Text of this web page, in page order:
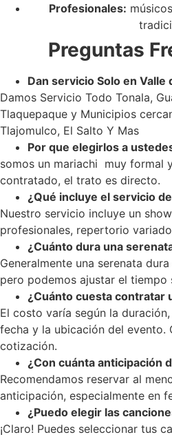
Profesionales:
Preguntas
Dan servicio Solo en Valle
Damos Servicio Todo Tonala,
Tlaquepaque y Municipios
Tlajomulco, El Salto Y Mas
Por que elegirlos a
somos un mariachi muy formal
contratado, el trato es directo.
¿Qué incluye el servicio
Nuestro servicio incluye un
profesionales, repertorio
¿Cuánto dura una
Generalmente una serenata
pero podemos ajustar el tiempo
¿Cuánto cuesta contratar
El costo varía según la
fecha y la ubicación del evento.
cotización.
¿Con cuánta anticipación
Recomendamos reservar al
anticipación, especialmente en
¿Puedo elegir las
¡Claro! Puedes seleccionar tus